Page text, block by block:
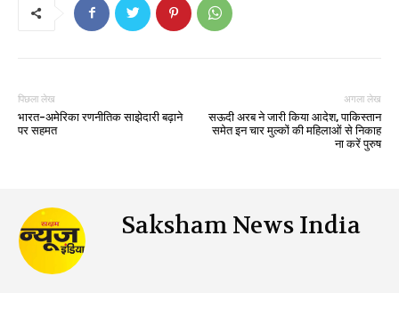
पिछला लेख
भारत-अमेरिका ​रणनीतिक साझेदारी बढ़ाने
पर सहमत
अगला लेख
सऊदी अरब ने जारी किया आदेश, पाकिस्तान
समेत इन चार मुल्कों की महिलाओं से निकाह
ना करें पुरुष
Saksham News India